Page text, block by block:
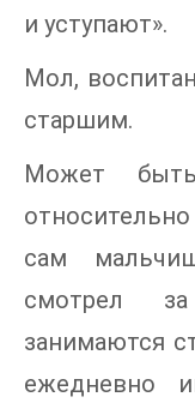
и уступают».
Мол,
старшим.
Может
сам
смотрел
занимаются
ежедневно